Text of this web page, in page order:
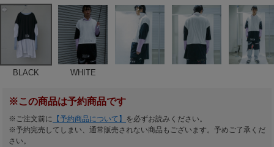
BLACK WHITE
※この商品は予約商品です
※ご注文前に 【予約商品について】 を必ずお読みください。
※予約完売してしまい、通常販売されない商品もございます。予めご了承くだ
さい。